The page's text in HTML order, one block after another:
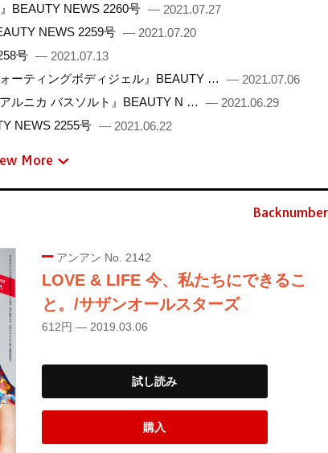
BEAUTY NEWS 2260号 — 2021.07.27
NEWS 2259号 — 2021.07.20
号 — 2021.07.13
ーティングボディジェル』BEAUTY …
— 2021.07.06
ルニカ バスソルト』BEAUTY N …
— 2021.06.29
NEWS 2255号 — 2021.06.22
More
Backnumber
アンアン No. 2142
LOVE & LIFE 今、私たちにできるこ
と。/サザンオールスターズ
612円 — 2019.03.06
試し読み
購入